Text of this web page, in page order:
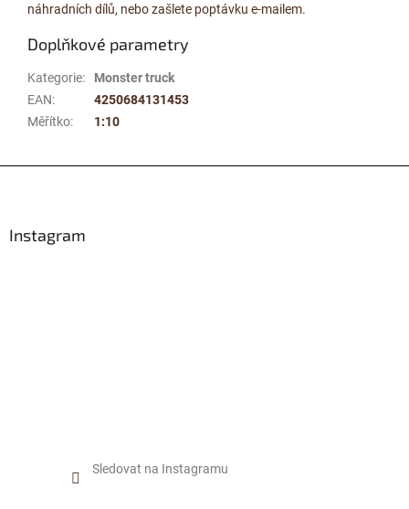
náhradních dílů, nebo zašlete poptávku e-mailem.
Doplňkové parametry
Kategorie:
Monster truck
EAN:
4250684131453
Měřítko: 1:10
Instagram
Sledovat na Instagramu